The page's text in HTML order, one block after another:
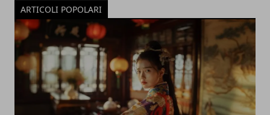
ARTICOLI POPOLARI